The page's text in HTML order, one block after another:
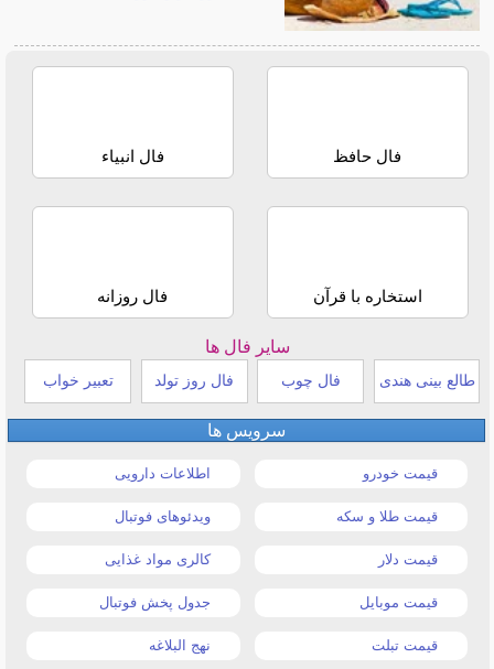
فال حافظ فال انبیاء
استخاره با قرآن فال روزانه
سایر فال ها
طالع بینی هندی فال چوب فال روز تولد تعبیر خواب
سرویس ها
قیمت خودرو اطلاعات دارویی
قیمت طلا و سکه ویدئوهای فوتبال
قیمت دلار کالری مواد غذایی
قیمت موبایل جدول پخش فوتبال
قیمت تبلت نهج البلاغه